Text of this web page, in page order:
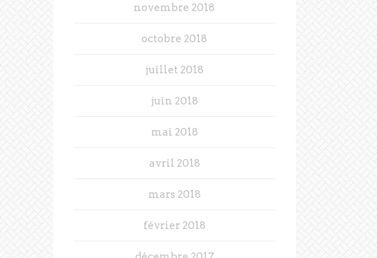
novembre 2018
octobre 2018
juillet 2018
juin 2018
mai 2018
avril 2018
mars 2018
février 2018